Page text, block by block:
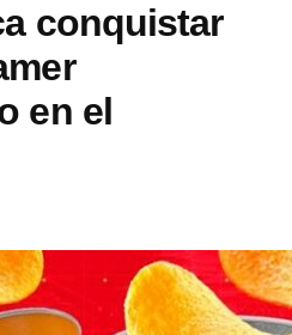
conquistar
en el